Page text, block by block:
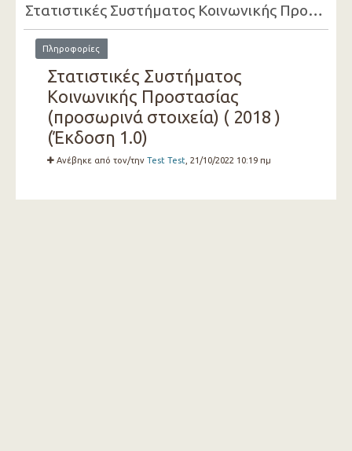
Στατιστικές Συστήματος Κοινωνικής Προστασίας (προσωρινά στοιχεία) ( 2018 )
Πληροφορίες
Στατιστικές Συστήματος
Κοινωνικής Προστασίας
(προσωρινά στοιχεία) ( 2018 )
(Έκδοση 1.0)
Ανέβηκε από τον/την Test Test , 21/10/2022 10:19 πμ